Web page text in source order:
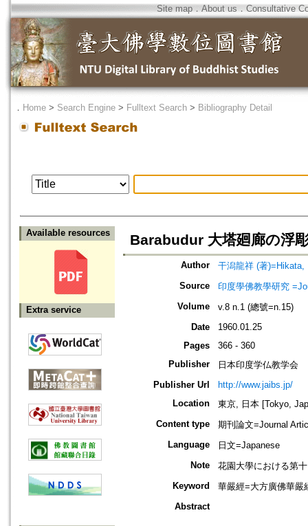
Site map．About us ． Consultative
． Home > Search Engine > Fulltext Search > Bibliography Detail
Available resources
Extra service
Barabudur 大塔廻廊の浮
Author
干潟龍祥 (著)=Hikata,
Source
印度學佛教學研究
Volume
v.8 n.1 (總號=n.15)
Date
1960.01.25
Pages
366 - 360
Publisher
日本印度学仏教学会
Publisher Url
http://www.jaibs.jp/
Location
東京, 日本 [Tokyo,
Content type
期刊論文=Journal
Language
日文=Japanese
Note
花園大學における第
Keyword
華嚴經=大方廣佛華嚴
Abstract